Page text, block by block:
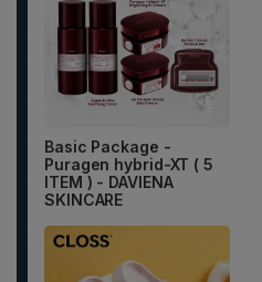
Basic Package -
Puragen hybrid-XT ( 5
ITEM ) - DAVIENA
SKINCARE